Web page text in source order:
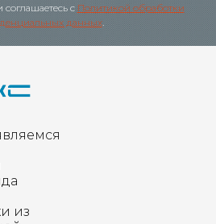
cПолитикой обработки
данных.
из